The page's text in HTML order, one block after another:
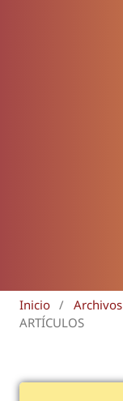
Inicio / Archivos
ARTÍCULOS